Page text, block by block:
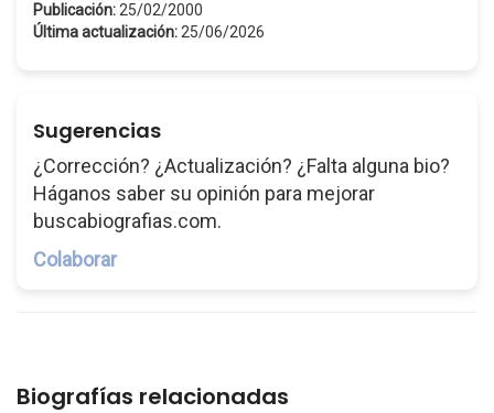
Publicación: 25/02/2000
Última actualización: 25/06/2026
Sugerencias
¿Corrección? ¿Actualización? ¿Falta alguna bio?
Háganos saber su opinión para mejorar
buscabiografias.com.
Colaborar
Biografías relacionadas